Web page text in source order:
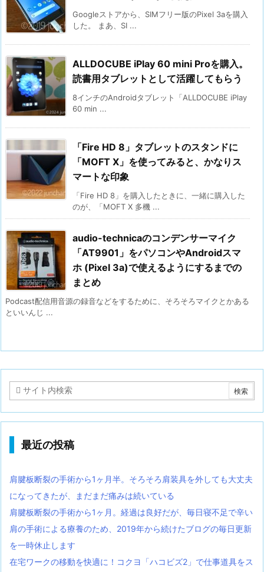
Googleストアから、SIMフリー版のPixel 3aを購入
した。 まあ、SI ...
ALLDOCUBE iPlay 60 mini Proを購入。
読書用タブレットとして活躍してもらう
8インチのAndroidタブレット「ALLDOCUBE iPlay
60 min ...
「Fire HD 8」タブレットのスタンドに
「MOFT X」を使ってみると、かなりス
マートな印象
「Fire HD 8」を購入したときに、一緒に購入した
のが、「MOFT X 多機 ...
audio-technicaのコンデンサーマイク
「AT9901」をパソコンやAndroidスマ
ホ (Pixel 3a)で使えるようにするまでの
まとめ
Podcast配信用音源の録音などをするために、そろそろマイクとかある
といいんじ ...
最近の投稿
肩腱板断裂の手術から1ヶ月半。そろそろ肩装具を外しても大丈夫
になってきたが、まだまだ痛みは続いている
肩腱板断裂の手術から1ヶ月。経過は良好だが、毎日寝不足で辛い
肩の手術による療養のため、2019年から続けたブログの毎日更新
を一時休止します
在宅ワークの移動を快適に！コクヨ「ハコビズ2」で仕事道具をス